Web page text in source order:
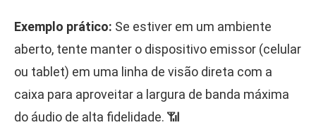
Exemplo prático: Se estiver em um ambiente
aberto, tente manter o dispositivo emissor (celular
ou tablet) em uma linha de visão direta com a
caixa para aproveitar a largura de banda máxima
do áudio de alta fidelidade. 📶